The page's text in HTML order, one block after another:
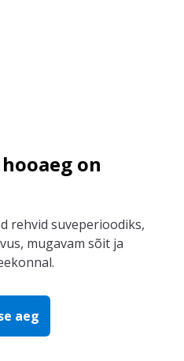
on
rehvid suveperioodiks,
mugavam sõit ja
aeg